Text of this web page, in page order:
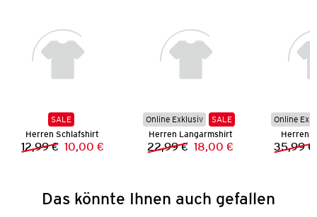
SALE
Herren Schlafshirt
Vorheriger Preis:
12,99 € Neuer Preis:
10,00 €
Online Exklusiv
SALE
Herren Langarmshirt
Vorheriger Preis:
22,99 € Neuer Preis:
18,00 €
Online
Herren
35,99 €
Das könnte Ihnen auch gefallen